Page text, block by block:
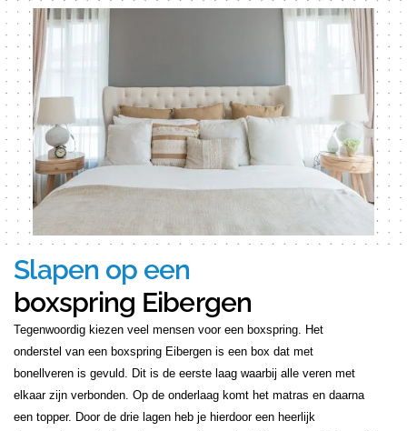
Slapen op een
boxspring Eibergen
Tegenwoordig kiezen veel mensen voor een boxspring. Het
onderstel van een boxspring Eibergen is een box dat met
bonellveren is gevuld. Dit is de eerste laag waarbij alle veren met
elkaar zijn verbonden. Op de onderlaag komt het matras en daarna
een topper. Door de drie lagen heb je hierdoor een heerlijk